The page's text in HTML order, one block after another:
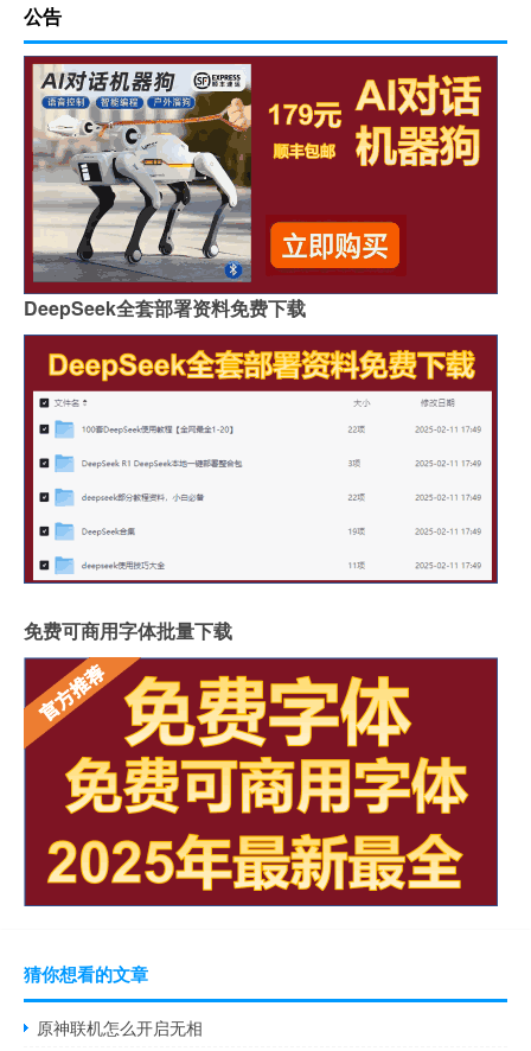
公告
DeepSeek全套部署资料免费下载
免费可商用字体批量下载
猜你想看的文章
原神联机怎么开启无相